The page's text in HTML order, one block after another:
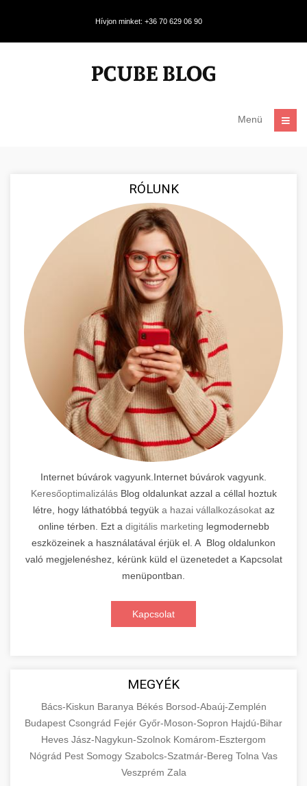
Hívjon minket: +36 70 629 06 90
Menü
RÓLUNK
Internet búvárok vagyunk.Internet búvárok vagyunk.
KeresőoptimalizálásBlog oldalunkat azzal a céllal hoztuk
létre, hogy láthatóbbá tegyük a hazai vállalkozásokataz
online térben. Ezt a digitális marketing legmodernebb
eszközeinek a használatával érjük el. A Blog oldalunkon
való megjelenéshez, kérünk küld el üzenetedet a Kapcsolat
menüpontban.
Kapcsolat
MEGYÉK
Bács-Kiskun Baranya Békés Borsod-Abaúj-Zemplén
Budapest Csongrád Fejér Győr-Moson-Sopron Hajdú-Bihar
Heves Jász-Nagykun-Szolnok Komárom-Esztergom
Nógrád Pest Somogy Szabolcs-Szatmár-Bereg Tolna Vas
Veszprém Zala